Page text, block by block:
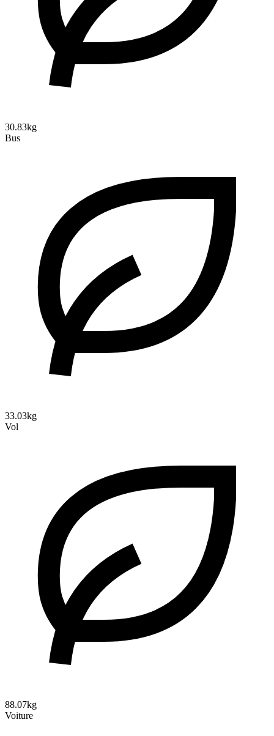
30.83kg
Bus
33.03kg
Vol
88.07kg
Voiture